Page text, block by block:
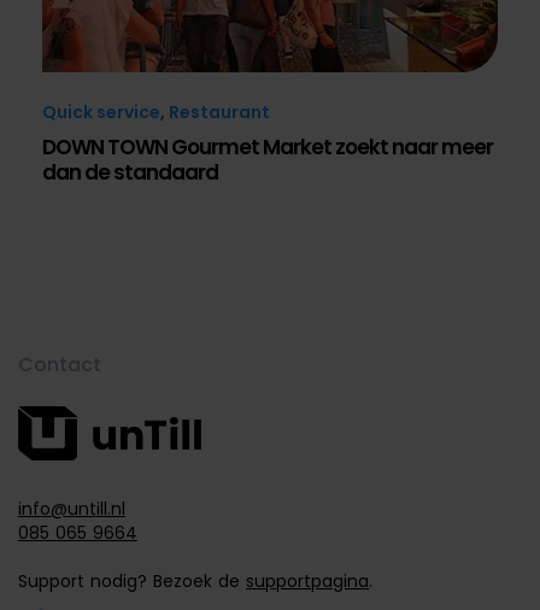
Quick service, Restaurant
DOWN TOWN Gourmet Market zoekt naar meer
dan de standaard
info@untill.nl
085 065 9664
Support nodig? Bezoek de supportpagina.